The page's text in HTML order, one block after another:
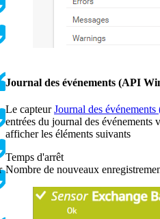
Journal des événements (API
Le capteurJournal des
entrées du journal des
afficher les éléments suivants
Temps d'arrêt
Nombre de nouveaux